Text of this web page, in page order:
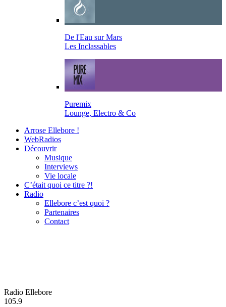
De l'Eau sur Mars
Les Inclassables
Puremix
Lounge, Electro & Co
Arrose Ellebore !
WebRadios
Découvrir
Musique
Interviews
Vie locale
C’était quoi ce titre ?!
Radio
Ellebore c’est quoi ?
Partenaires
Contact
Radio Ellebore
105.9